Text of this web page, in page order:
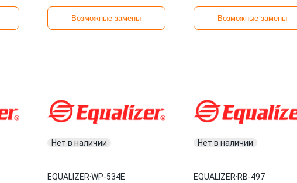
Возможные замены Возможные замены
Нет в наличии
EQUALIZER·WP-534E
Нет в наличии
EQUALIZER·RB-497